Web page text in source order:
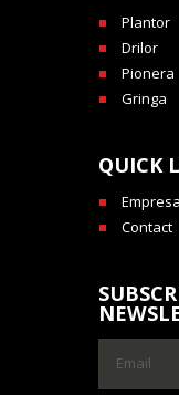
Plantor
Drilor
Pionera
Gringa
QUICK
Empresa
Contact